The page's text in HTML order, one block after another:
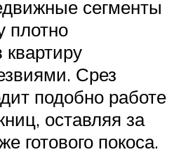
сегменты
плотно
Срез
подобно работе
оставляя за
готового покоса.